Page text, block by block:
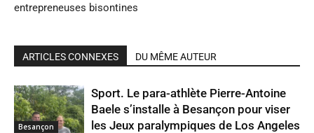
entrepreneuses bisontines
ARTICLES CONNEXES DU MÊME AUTEUR
Besançon
Sport. Le para-athlète Pierre-Antoine
Baele s’installe à Besançon pour viser
les Jeux paralympiques de Los Angeles